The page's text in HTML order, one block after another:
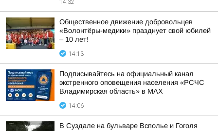
14:32
Общественное движение добровольцев
«Волонтёры-медики» празднует свой юбилей
– 10 лет!
14:13
Подписывайтесь на официальный канал
экстренного оповещения населения «РСЧС
Владимирская область» в МАХ
14:06
В Суздале на бульваре Всполье и Гоголя